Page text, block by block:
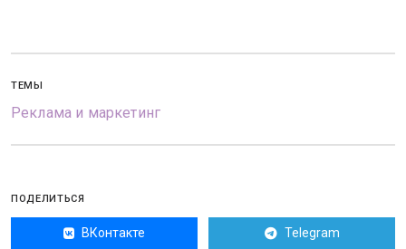
ТЕМЫ
Реклама и маркетинг
ПОДЕЛИТЬСЯ
ВКонтакте Telegram